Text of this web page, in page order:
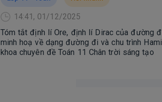
14:41, 01/12/2025
Tóm tắt định lí Ore, định lí Dirac của đường
minh hoạ về dạng đường đi và chu trình
khoa chuyên đề Toán 11 Chân trời sáng tạo